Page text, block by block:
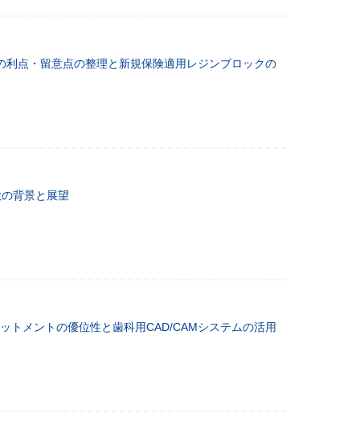
利点・留意点の整理と新規保険適用レジンブロックの
背景と展望
トメントの優位性と歯科用CAD/CAMシステムの活用